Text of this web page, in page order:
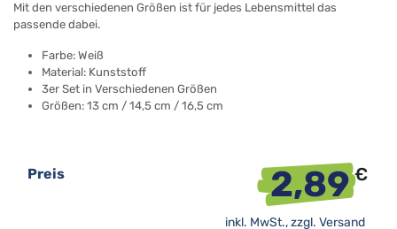
Mit den verschiedenen Größen ist für jedes Lebensmittel das
passende dabei.
Farbe: Weiß
Material: Kunststoff
3er Set in Verschiedenen Größen
Größen: 13 cm / 14,5 cm / 16,5 cm
Preis 2,89€
inkl. MwSt., zzgl. Versand